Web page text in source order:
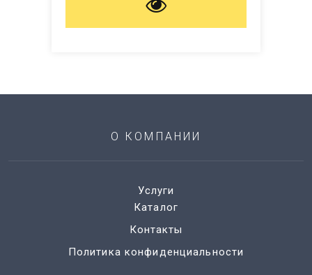
О КОМПАНИИ
Услуги
Каталог
Контакты
Политика конфиденциальности